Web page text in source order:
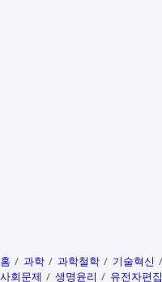
홈 과학 과학철학 기술혁신
사회문제
생명윤리 유전자편집